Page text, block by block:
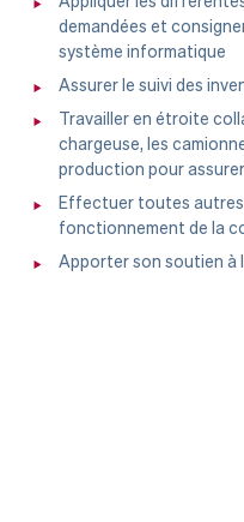
demandées et
système informatique
Assurer le suivi des
Travailler en étroite
chargeuse, les
production pour assurer
Effectuer toutes
fonctionnement de la
Apporter son soutien à